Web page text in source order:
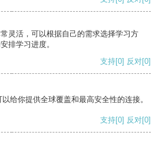
灵活，可以根据自己的需求选择学习方
排学习进度。
支持[0] 反对[0]
给你提供全球覆盖和最高安全性的连接。
支持[0] 反对[0]